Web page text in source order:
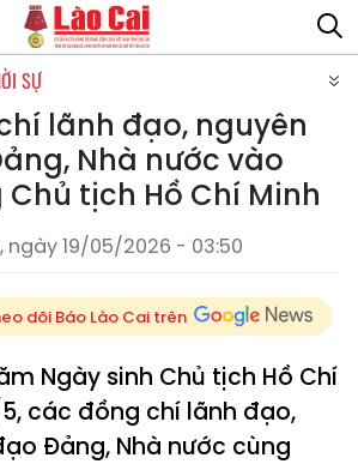
SỰ
lãnh đạo, nguyên
Nhà nước vào
Chủ tịch Hồ Chí Minh
ngày 19/05/2026 - 03:50
dõi Báo Lào Cai trên
Ngày sinh Chủ tịch Hồ Chí
5, các đồng chí lãnh đạo,
Đảng, Nhà nước cùng